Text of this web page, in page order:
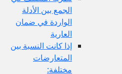
الجمع بين الأدلة
الواردة في ضمان
إذا كانت النسبة بين
المتعارضات
مختلفة: